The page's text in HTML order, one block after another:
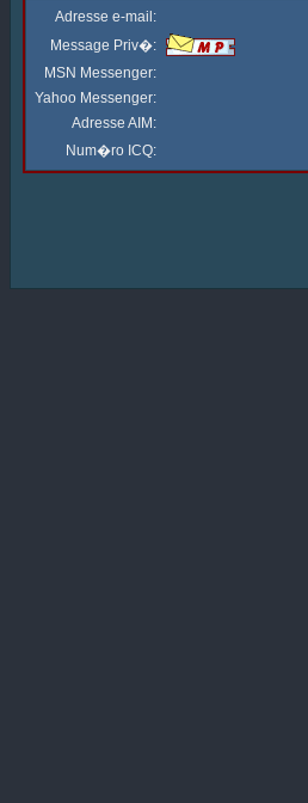
Adresse e-mail:
Message Priv�:
MSN Messenger:
Yahoo Messenger:
Adresse AIM:
Num�ro ICQ: